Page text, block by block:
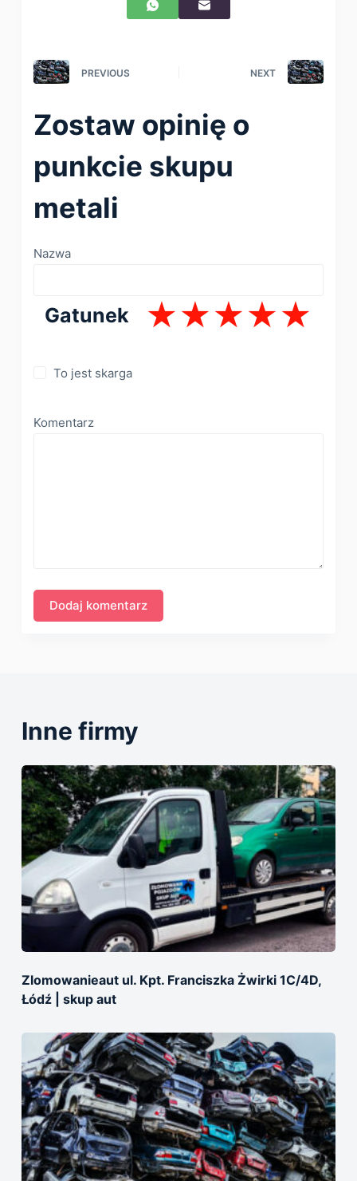
PREVIOUS NEXT
Zostaw opinię o
punkcie skupu
metali
Nazwa
Gatunek
To jest skarga
Komentarz
Inne firmy
Zlomowanieaut ul. Kpt. Franciszka Żwirki 1C/4D,
Łódź | skup aut